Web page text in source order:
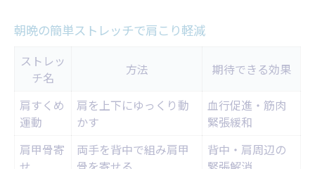
朝晩の簡単ストレッチで肩こり軽減
ストレッ
チ名
方法 期待できる効果
肩すくめ
運動
肩を上下にゆっくり動
かす
血行促進・筋肉
緊張緩和
肩甲骨寄
両手を背中で組み肩甲
背中・肩周辺の